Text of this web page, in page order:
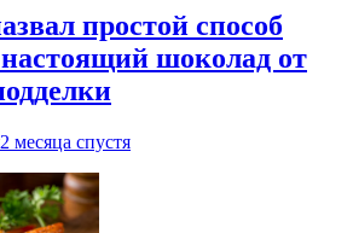
простой способ
шоколад от
2 месяца спустя